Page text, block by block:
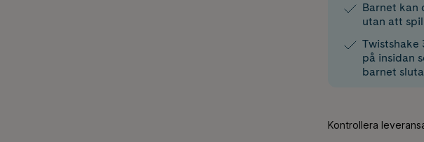
Barnet kan
utan att
Twistshake
på insidan
barnet